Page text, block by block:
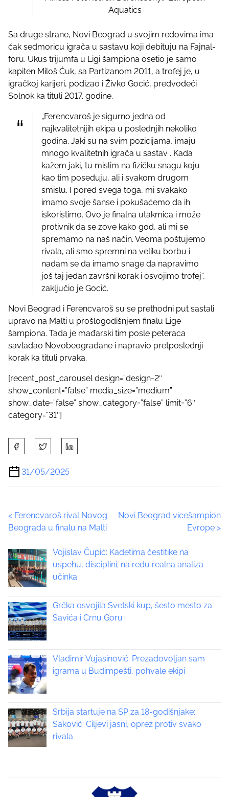
Aquatics
Sa druge strane, Novi Beograd u svojim redovima ima
čak sedmoricu igrača u sastavu koji debituju na Fajnal-
foru. Ukus trijumfa u Ligi šampiona osetio je samo
kapiten Miloš Ćuk, sa Partizanom 2011, a trofej je, u
igračkoj karijeri, podizao i Živko Gocić, predvodeći
Solnok ka tituli 2017. godine.
„Ferencvaroš je sigurno jedna od
najkvalitetnijih ekipa u poslednjih nekoliko
godina. Jaki su na svim pozicijama, imaju
mnogo kvalitetnih igrača u sastav . Kada
kažem jaki, tu mislim na fizičku snagu koju
kao tim poseduju, ali i svakom drugom
smislu. I pored svega toga, mi svakako
imamo svoje šanse i pokušaćemo da ih
iskoristimo. Ovo je finalna utakmica i može
protivnik da se zove kako god, ali mi se
spremamo na naš način. Veoma poštujemo
rivala, ali smo spremni na veliku borbu i
nadam se da imamo snage da napravimo
još taj jedan završni korak i osvojimo trofej“,
zaključio je Gocić.
Novi Beograd i Ferencvaroš su se prethodni put sastali
upravo na Malti u prošlogodišnjem finalu Lige
šampiona. Tada je mađarski tim posle peteraca
savladao Novobeograđane i napravio pretposlednji
korak ka tituli prvaka.
[recent_post_carousel design=”design-2″
show_content=”false” media_size=”medium”
show_date=”false” show_category=”false” limit=”6″
category=”31″]
h
a
r
h
i
p
o
s
t
o
n
:
31/05/2025
P
s
t
s
n
a
v
i
a
t
< Ferencvaroš rival Novog
Beograda u finalu na Malti
Novi Beograd vicešampion
Evrope >
Vojislav Čupić: Kadetima čestitike na
uspehu, disciplini; na redu realna analiza
učinka
Grčka osvojila Svetski kup, šesto mesto za
Savića i Crnu Goru
Vladimir Vujasinović: Prezadovoljan sam
igrama u Budimpešti, pohvale ekipi
Srbija startuje na SP za 18-godišnjake;
Saković: Ciljevi jasni, oprez protiv svako
rivala